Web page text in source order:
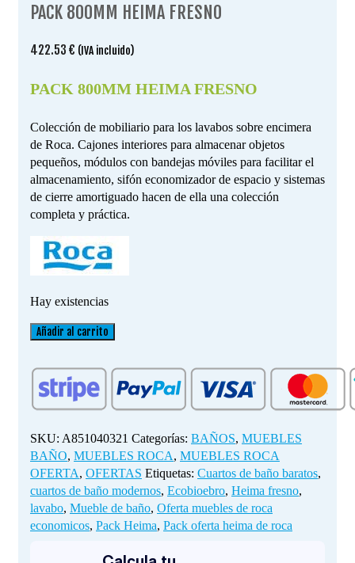
PACK 800MM HEIMA FRESNO
422.53 € (IVA incluido)
PACK 800MM HEIMA FRESNO
Colección de mobiliario para los lavabos sobre encimera
de Roca. Cajones interiores para almacenar objetos
pequeños, módulos con bandejas móviles para facilitar el
almacenamiento, sifón economizador de espacio y sistemas
de cierre amortiguado hacen de ella una colección
completa y práctica.
Hay existencias
PACK
HEIMA
FRESNO
cantidad
Añadir al carrito
SKU: A851040321 Categorías: BAÑOS, MUEBLES
BAÑO, MUEBLES ROCA, MUEBLES ROCA
OFERTA, OFERTAS Etiquetas: Cuartos de baño baratos,
cuartos de baño modernos, Ecobioebro, Heima fresno,
lavabo, Mueble de baño, Oferta muebles de roca
economicos, Pack Heima, Pack oferta heima de roca